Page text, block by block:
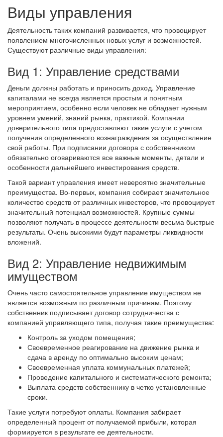
Виды управления
Деятельность таких компаний развивается, что провоцирует
появлением многочисленных новых услуг и возможностей.
Существуют различные виды управления:
Вид 1: Управление средствами
Деньги должны работать и приносить доход. Управление
капиталами не всегда является простым и понятным
мероприятием, особенно если человек не обладает нужным
уровнем умений, знаний рынка, практикой. Компании
доверительного типа предоставляют такие услуги с учетом
получения определенного вознаграждения за осуществление
свой работы. При подписании договора с собственником
обязательно оговариваются все важные моменты, детали и
особенности дальнейшего инвестирования средств.
Такой вариант управления имеет невероятно значительные
преимущества. Во-первых, компания собирает значительное
количество средств от различных инвесторов, что провоцирует
значительный потенциал возможностей. Крупные суммы
позволяют получать в процессе деятельности весьма быстрые
результаты. Очень высокими будут параметры ликвидности
вложений.
Вид 2: Управление недвижимым
имуществом
Очень часто самостоятельное управление имуществом не
является возможным по различным причинам. Поэтому
собственник подписывает договор сотрудничества с
компанией управляющего типа, получая такие преимущества:
Контроль за уходом помещения;
Своевременное реагирование на движение рынка и
сдача в аренду по оптимально высоким ценам;
Своевременная уплата коммунальных платежей;
Проведение капитального и систематического ремонта;
Выплата средств собственнику в четко установленные
сроки.
Такие услуги потребуют оплаты. Компания забирает
определенный процент от получаемой прибыли, которая
формируется в результате ее деятельности.